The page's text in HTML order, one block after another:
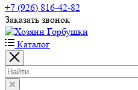
+7 (926) 816-42-82
Заказать звонок
Каталог